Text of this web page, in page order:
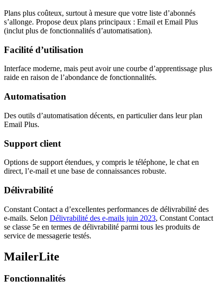
Plans plus coûteux, surtout à mesure que votre liste d’abonnés
s’allonge. Propose deux plans principaux : Email et Email Plus
(inclut plus de fonctionnalités d’automatisation).
Facilité d’utilisation
Interface moderne, mais peut avoir une courbe d’apprentissage plus
raide en raison de l’abondance de fonctionnalités.
Automatisation
Des outils d’automatisation décents, en particulier dans leur plan
Email Plus.
Support client
Options de support étendues, y compris le téléphone, le chat en
direct, l’e-mail et une base de connaissances robuste.
Délivrabilité
Constant Contact a d’excellentes performances de délivrabilité des
e-mails. Selon Délivrabilité des e-mails juin 2023, Constant Contact
se classe 5e en termes de délivrabilité parmi tous les produits de
service de messagerie testés.
MailerLite
Fonctionnalités